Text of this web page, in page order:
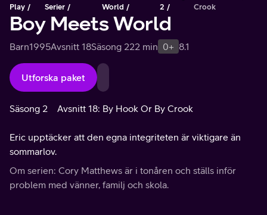
Play
Serier
World
2
Crook
Boy Meets World
Barn1995Avsnitt 18Säsong 222 min 0+ 8.1
Utforska paket
Säsong 2 Avsnitt 18: By Hook Or By Crook
Eric upptäcker att den egna integriteten är viktigare än
sommarlov.
Om serien: Cory Matthews är i tonåren och ställs inför
problem med vänner, familj och skola.